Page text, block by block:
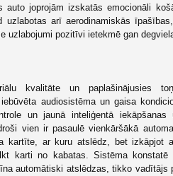
joprojām izskatās emocionāli
uzlabotas arī aerodinamiskās
uzlabojumi pozitīvi ietekmē gan
kvalitāte un paplašinājusies
audiosistēma un gaisa
un jaunā inteliģentā iekāpšanas
vien ir pasaulē vienkāršākā
kartīte, ar kuru atslēdz, bet izkāpjot
karti no kabatas. Sistēma konstatē
automātiski atslēdzas, tikko vadītājs